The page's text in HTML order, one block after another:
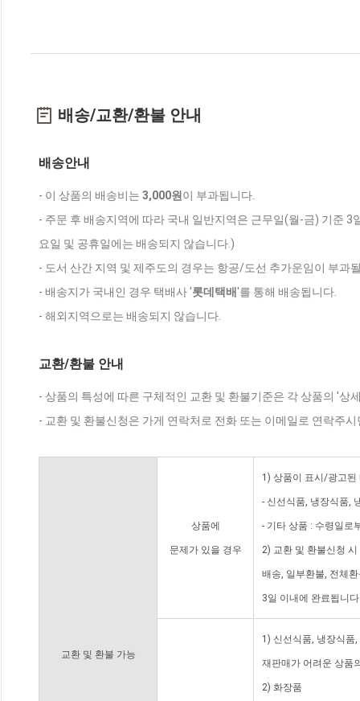
배송/교환/환불 안내
배송안내
- 이 상품의 배송비는 3,000원 이 부과됩니다.
- 주문 후 배송지역에 따라 국내 일반지역은 근무일(월-금) 기준
요일 및 공휴일에는 배송되지 않습니다.)
- 도서 산간 지역 및 제주도의 경우는 항공/도선 추가운임이 부과
- 배송지가 국내인 경우 택배사 '롯데택배'를 통해 배송됩니다.
- 해외지역으로는 배송되지 않습니다.
교환/환불 안내
- 상품의 특성에 따른 구체적인 교환 및 환불기준은 각 상품의 '상
- 교환 및 환불신청은 가게 연락처로 전화 또는 이메일로 연락주
교환 및 환불 가능
상품에
문제가 있을 경우
1) 상품이 표시/광고된
- 신선식품, 냉장식품,
- 기타 상품 : 수령일로
2) 교환 및 환불신청
배송, 일부환불, 전체
3일 이내에 완료됩니
1) 신선식품, 냉장식품
재판매가 어려운 상품
2) 화장품